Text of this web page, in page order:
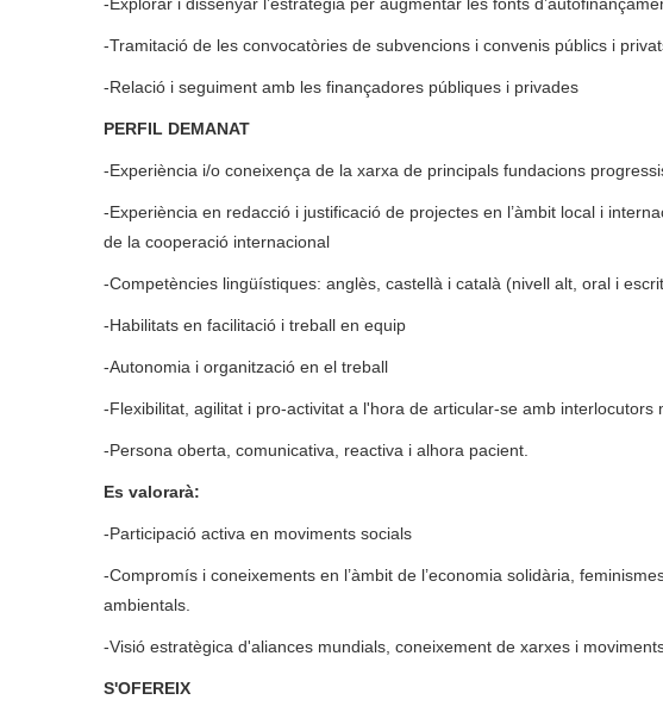
-Explorar i dissenyar l’estratègia per augmentar les fonts
-Tramitació de les convocatòries de subvencions i convenis públics i
-Relació i seguiment amb les finançadores públiques i privades
PERFIL DEMANAT
-Experiència i/o coneixença de la xarxa de principals fundacions
-Experiència en redacció i justificació de projectes en l’àmbit local i
de la cooperació internacional
-Competències lingüístiques: anglès, castellà i català (nivell alt, oral i
-Habilitats en facilitació i treball en equip
-Autonomia i organització en el treball
-Flexibilitat, agilitat i pro-activitat a l'hora de articular-se amb interlocutors
-Persona oberta, comunicativa, reactiva i alhora pacient.
Es valorarà:
-Participació activa en moviments socials
-Compromís i coneixements en l’àmbit de l’economia solidària,
ambientals.
-Visió estratègica d'aliances mundials, coneixement de xarxes i
S'OFEREIX